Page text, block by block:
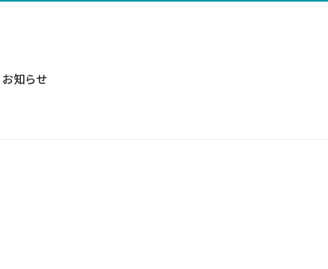
お知らせ